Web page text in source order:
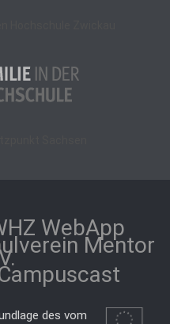
des vom